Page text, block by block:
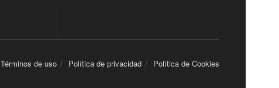
Términos de uso Política de privacidad Política de Cookies